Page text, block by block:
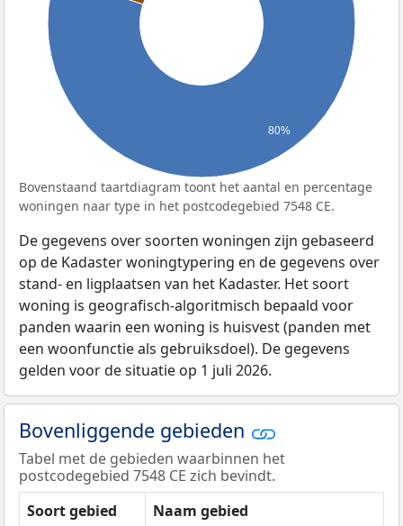
80%
Bovenstaand taartdiagram toont het aantal en percentage
woningen naar type in het postcodegebied 7548 CE.
De gegevens over soorten woningen zijn gebaseerd
op de Kadaster woningtypering en de gegevens over
stand- en ligplaatsen van het Kadaster. Het soort
woning is geografisch-algoritmisch bepaald voor
panden waarin een woning is huisvest (panden met
een woonfunctie als gebruiksdoel). De gegevens
gelden voor de situatie op 1 juli 2026.
Bovenliggende gebieden
Tabel met de gebieden waarbinnen het
postcodegebied 7548 CE zich bevindt.
Soort gebied
Naam gebied